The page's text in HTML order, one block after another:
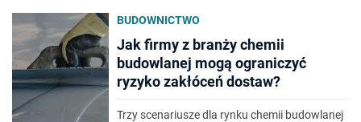
BUDOWNICTWO
Jak firmy z branży chemii
budowlanej mogą ograniczyć
ryzyko zakłóceń dostaw?
Trzy scenariusze dla rynku chemii budowlanej